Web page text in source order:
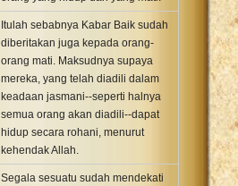
Itulah sebabnya Kabar Baik sudah
diberitakan juga kepada orang-
orang mati. Maksudnya supaya
mereka, yang telah diadili dalam
keadaan jasmani--seperti halnya
semua orang akan diadili--dapat
hidup secara rohani, menurut
kehendak Allah.
Segala sesuatu sudah mendekati